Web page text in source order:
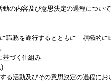
の内容及び意思決定の過程につい
務を遂行するとともに、積極的に
づく仕組み
)
る活動及びその意思決定の過程にお